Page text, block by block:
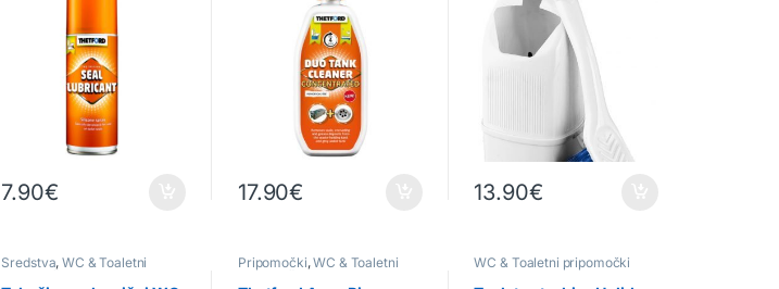
7.90€ 17.90€ 13.90€
Sredstva,WC & Toaletni
Pripomočki,WC & Toaletni
pripomočki
WC & Toaletni pripomočki